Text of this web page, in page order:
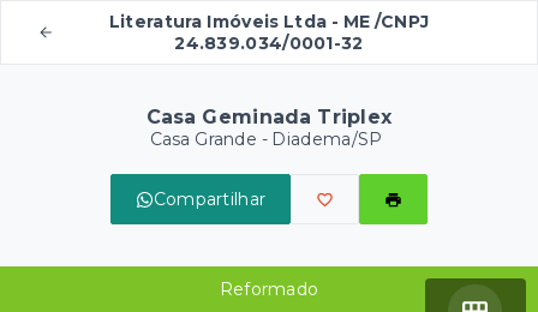
Literatura Imóveis Ltda - ME /CNPJ
24.839.034/0001-32
Casa Geminada Triplex
Casa Grande - Diadema/SP
Compartilhar
Reformado